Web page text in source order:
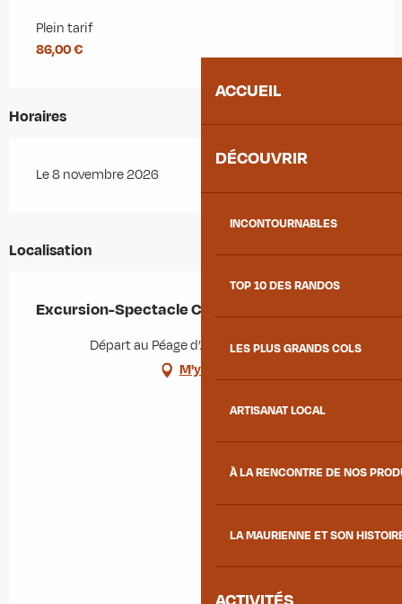
ACCUEIL
DÉCOUVRIR
INCONTOURNABLES
TOP 10 DES RANDOS
LES PLUS GRANDS COLS
ARTISANAT LOCAL
À LA RENCONTRE DE NOS
LA MAURIENNE ET SON
Plein tarif
86,00 €
Horaires
Le 8 novembre 2026
Localisation
Excursion-Spectacle Casse Noisette à Lyon
Départ au Péage d’Aiton, 73220 Aiton
M'y rendre